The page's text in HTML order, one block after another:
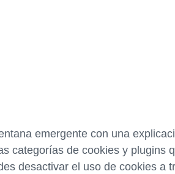
emergente con una
categorías de cookies y plugins
desactivar el uso de cookies a